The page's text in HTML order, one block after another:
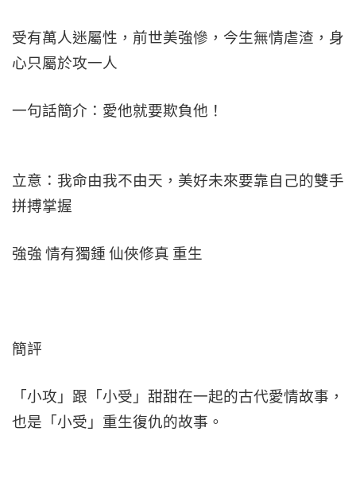
受有萬人迷屬性，前世美強慘，今生無情虐渣，身
心只屬於攻一人
一句話簡介：愛他就要欺負他！
立意：我命由我不由天，美好未來要靠自己的雙手
拼搏掌握
強強 情有獨鍾 仙俠修真 重生
簡評
「小攻」跟「小受」甜甜在一起的古代愛情故事，
也是「小受」重生復仇的故事。